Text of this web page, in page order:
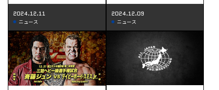
ッグ賞、安齊勇馬選手が殊
勲賞を受賞！
2024.12.11
ニュース
2024.12.09
ニュース